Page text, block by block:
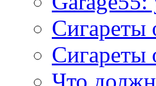
Сигареты
Сигареты